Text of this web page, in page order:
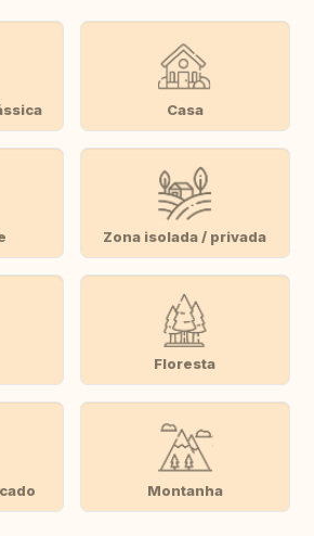
Casa
Zona isolada / privada
Floresta
Montanha